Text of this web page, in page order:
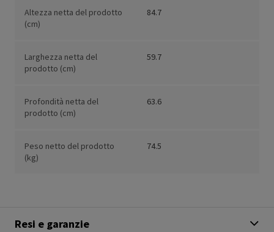
Altezza netta del prodotto
(cm)
84.7
Larghezza netta del
prodotto (cm)
59.7
Profondità netta del
prodotto (cm)
63.6
Peso netto del prodotto
(kg)
74.5
Resi e garanzie